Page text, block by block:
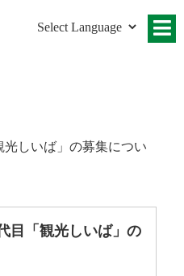
光しいば」の募集につい
目「観光しいば」の